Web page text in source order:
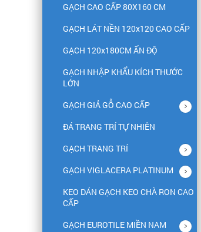
GẠCH CAO CẤP 80X160 CM
GẠCH LÁT NỀN 120x120 CAO CẤP
GẠCH 120x180CM ẤN ĐỘ
GẠCH NHẬP KHẨU KÍCH THƯỚC
LỚN
GẠCH GIẢ GỖ CAO CẤP
ĐÁ TRANG TRÍ TỰ NHIÊN
GẠCH TRANG TRÍ
GẠCH VIGLACERA PLATINUM
KEO DÁN GẠCH KEO CHÀ RON CAO
CẤP
GẠCH EUROTILE MIỀN NAM